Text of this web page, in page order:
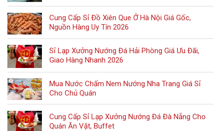
Cung Cấp Sỉ Đồ Xiên Que Ở Hà Nội Giá Gốc,
Nguồn Hàng Uy Tín 2026
Sỉ Lạp Xưởng Nướng Đá Hải Phòng Giá Ưu Đãi,
Giao Hàng Nhanh 2026
Mua Nước Chấm Nem Nướng Nha Trang Giá Sỉ
Cho Chủ Quán
Cung Cấp Sỉ Lạp Xưởng Nướng Đá Đà Nẵng Cho
Quán Ăn Vặt, Buffet